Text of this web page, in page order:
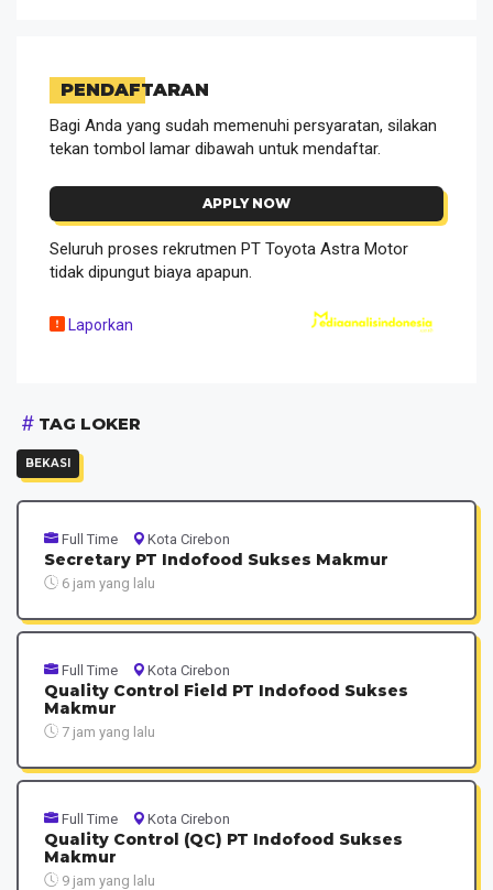
PENDAFTARAN
Bagi Anda yang sudah memenuhi persyaratan, silakan
tekan tombol lamar dibawah untuk mendaftar.
APPLY NOW
Seluruh proses rekrutmen PT Toyota Astra Motor
tidak dipungut biaya apapun.
Laporkan
TAG LOKER
BEKASI
Full Time Kota Cirebon
Secretary PT Indofood Sukses Makmur
6 jam yang lalu
Full Time Kota Cirebon
Quality Control Field PT Indofood Sukses
Makmur
7 jam yang lalu
Full Time Kota Cirebon
Quality Control (QC) PT Indofood Sukses
Makmur
9 jam yang lalu